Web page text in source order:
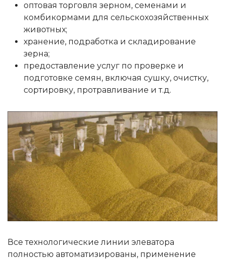
оптовая торговля зерном, семенами и
комбикормами для сельскохозяйственных
животных;
хранение, подработка и складирование
зерна;
предоставление услуг по проверке и
подготовке семян, включая сушку, очистку,
сортировку, протравливание и т.д.
Все технологические линии элеватора
полностью автоматизированы, применение